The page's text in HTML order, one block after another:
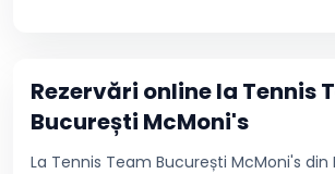
Rezervări online la Tennis
București McMoni's
La Tennis Team București McMoni's din